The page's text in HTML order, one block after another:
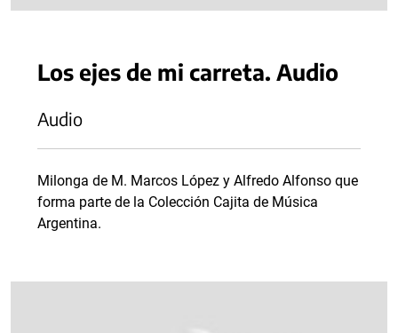
Los ejes de mi carreta. Audio
Audio
Milonga de M. Marcos López y Alfredo Alfonso que
forma parte de la Colección Cajita de Música
Argentina.